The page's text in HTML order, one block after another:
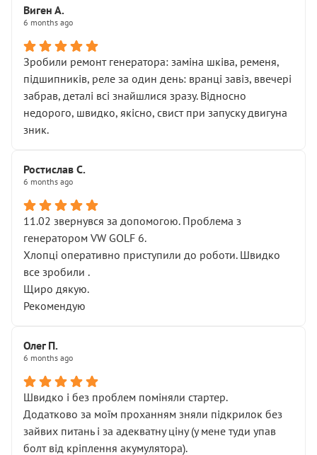
Виген А.
6 months ago
Зробили ремонт генератора: заміна шківа, ременя,
підшипників, реле за один день: вранці завіз, ввечері
забрав, деталі всі знайшлися зразу. Відносно
недорого, швидко, якісно, свист при запуску двигуна
зник.
Ростислав С.
6 months ago
11.02 звернувся за допомогою. Проблема з
генератором VW GOLF 6.
Хлопці оперативно приступили до роботи. Швидко
все зробили .
Щиро дякую.
Рекомендую
Олег П.
6 months ago
Швидко і без проблем поміняли стартер.
Додатково за моїм проханням зняли підкрилок без
зайвих питань і за адекватну ціну (у мене туди упав
болт від кріплення акумулятора).